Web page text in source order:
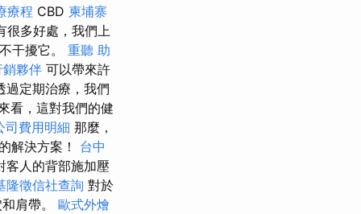
療程 CBD 柬埔寨
多好處，我們上
干擾它。 重聽 助
夥伴 可以帶來許
過定期治療，我們
看，這對我們的健
司費用明細 那麼，
解決方案！ 台中
人的背部施加壓
隆徵信社查詢 對於
肩帶。 歐式外燴